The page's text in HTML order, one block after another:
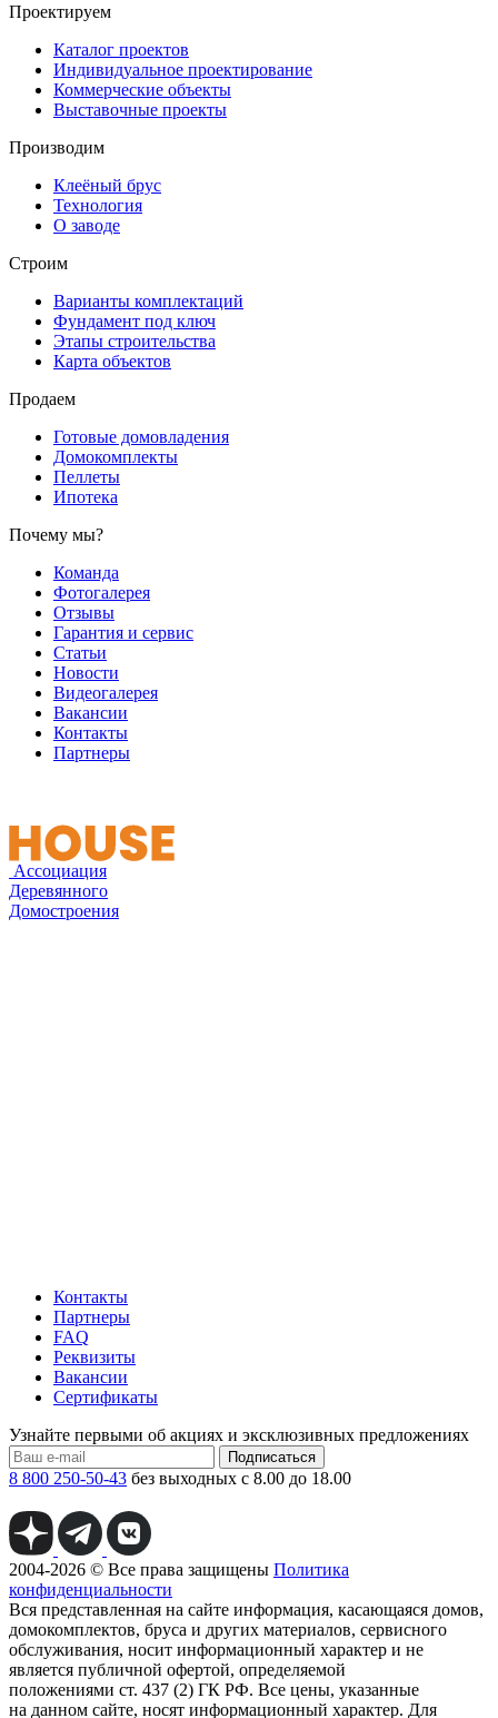
Проектируем
Каталог проектов
Индивидуальное проектирование
Коммерческие объекты
Выставочные проекты
Производим
Клеёный брус
Технология
О заводе
Строим
Варианты комплектаций
Фундамент под ключ
Этапы строительства
Карта объектов
Продаем
Готовые домовладения
Домокомплекты
Пеллеты
Ипотека
Почему мы?
Команда
Фотогалерея
Отзывы
Гарантия и сервис
Статьи
Новости
Видеогалерея
Вакансии
Контакты
Партнеры
Ассоциация
Деревянного
Домостроения
Контакты
Партнеры
FAQ
Реквизиты
Вакансии
Сертификаты
Узнайте первыми об акциях и эксклюзивных предложениях
Подписаться
8 800 250-50-43 без выходных с 8.00 до 18.00
2004-2026 © Все права защищены Политика
конфиденциальности
Вся представленная на сайте информация, касающаяся домов,
домокомплектов, бруса и других материалов, сервисного
обслуживания, носит информационный характер и не
является публичной офертой, определяемой
положениями ст. 437 (2) ГК РФ. Все цены, указанные
на данном сайте, носят информационный характер. Для